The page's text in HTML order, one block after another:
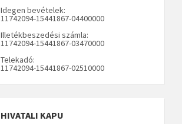
Idegen bevételek:
11742094-15441867-04400000
Illetékbeszedési számla:
11742094-15441867-03470000
Telekadó:
11742094-15441867-02510000
HIVATALI KAPU